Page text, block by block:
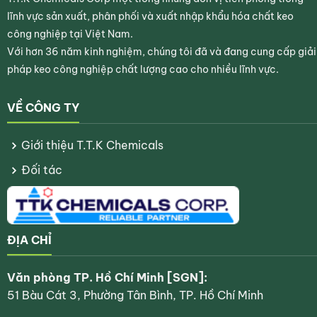
air) cho đến khi lớp màng khô hoàn toàn.
Cán bóng:Tiến hành cán bằng trục nhiệt ở nhiệt độ
từ85°C đến 90°C. Lưu ý đảm bảo lớp màng phủ đã
cán.
Tekacoat AR-6688Tlà lựa chọn tối ưu cho các nhà in
cao, ổn định và thân thiện với quy trình sản xuất. Sản
phẩm hiện được phân phối bởi
TTK Chemicals
vị cung cấp keo nhũ tương và giải pháp phủ giấy hàng
đầu tại Việt Nam.
5/5 - (3 bình chọn)
lĩnh vực sản xuất, phân phối và xuất nhập khẩu hóa chất keo
công nghiệp tại Việt Nam.
Với hơn 36 năm kinh nghiệm, chúng tôi đã và đang cung cấp giải
pháp keo công nghiệp chất lượng cao cho nhiều lĩnh vực.
VỀ CÔNG TY
Giới thiệu T.T.K Chemicals
Đối tác
ĐỊA CHỈ
Văn phòng TP. Hồ Chí Minh [SGN]:
51 Bàu Cát 3, Phường Tân Bình, TP. Hồ Chí Minh